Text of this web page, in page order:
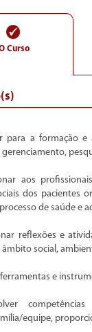
Curso
para a formação e
gerenciamento,
aos
dos pacientes
de saúde e
reflexões e
social,
e
equipe,